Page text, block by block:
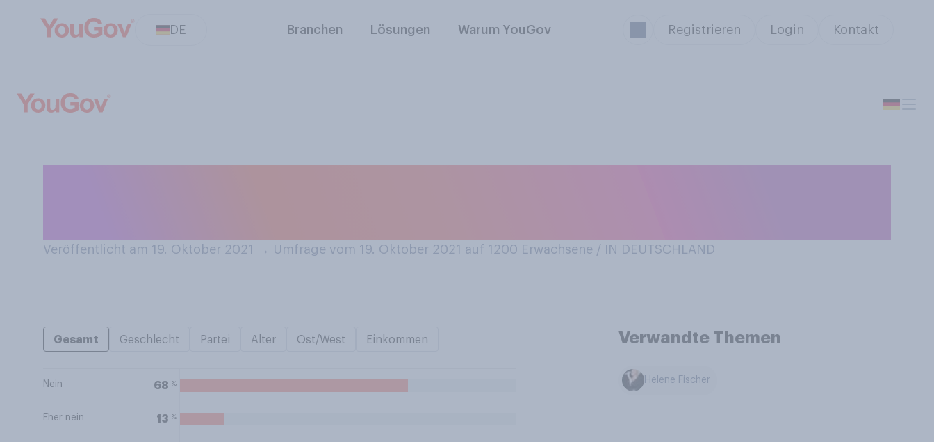
DE Branchen Lösungen Warum YouGov Registrieren Login Kontakt
Veröffentlicht am 19. Oktober 2021 → Umfrage vom 19. Oktober 2021 auf 1200 Erwachsene / IN DEUTSCHLAND
Gesamt Geschlecht Partei Alter Ost/West Einkommen
Nein 68 %
Eher nein 13 %
Verwandte Themen
Helene Fischer